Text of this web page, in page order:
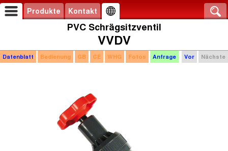
Produkte Kontakt
PVC Schrägsitzventil
VVDV
Vor Nächste
Datenblatt Bedienung GB CE WHG Fotos Anfrage